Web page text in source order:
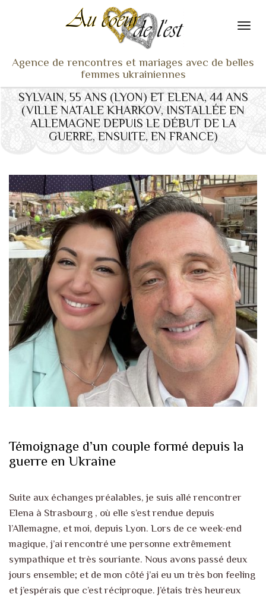
Agence de rencontres et mariages avec de belles
femmes ukrainiennes
ACCUEIL
NOS ADHÉRENTES
SERVICES ET TARIFS
VU À LA TV
ACTUS
COACHING RENCONTRE
NOTRE DIFFÉRENCE
CONTACT
SYLVAIN, 55 ANS (LYON) ET ELENA, 44 ANS
(VILLE NATALE KHARKOV, INSTALLÉE EN
ALLEMAGNE DEPUIS LE DÉBUT DE LA
GUERRE, ENSUITE, EN FRANCE)
Témoignage d’un couple formé depuis la
guerre en Ukraine
Suite aux échanges préalables, je suis allé rencontrer
Elena à Strasbourg , où elle s’est rendue depuis
l’Allemagne, et moi, depuis Lyon. Lors de ce week-end
magique, j’ai rencontré une personne extrêmement
sympathique et très souriante. Nous avons passé deux
jours ensemble; et de mon côté j’ai eu un très bon feeling
et j’espérais que c’est réciproque. J’étais très heureux